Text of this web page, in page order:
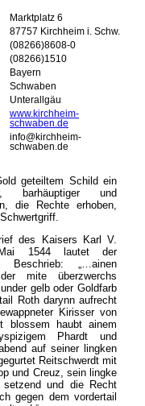
Marktplatz 6
87757 Kirchheim i. Schw.
(08266)8608-0
(08266)1510
Bayern
Schwaben
Unterallgäu
www.kirchheim-
schwaben.de
info@kirchheim-
schwaben.de
geteiltem Schild ein
barhäuptiger und
die Rechte erhoben,
des Kaisers Karl V.
1544 lautet der
Beschrieb: „…ainen
mite überzwerchs
gelb oder Goldfarb
Roth darynn aufrecht
Kirisser von
blossem haubt ainem
Phardt und
auf seiner lingken
Reitschwerdt mit
und Creuz, sein lingke
setzend und die Recht
gegen dem vordertail